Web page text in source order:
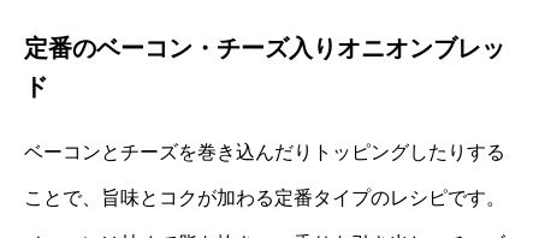
定番のベーコン・チーズ入りオニオンブレッ
ド
ベーコンとチーズを巻き込んだりトッピングしたりする
ことで、旨味とコクが加わる定番タイプのレシピです。